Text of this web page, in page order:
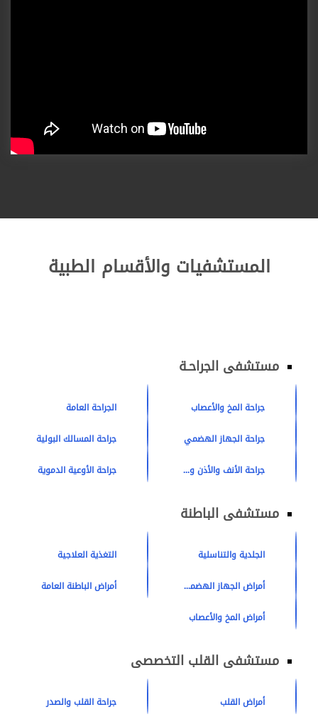
المستشفيات والأقسام الطبية
مستشفى الجراحـة
جراحة المخ والأعصاب
الجراحة العامة
جراحة الجهاز الهضمي
جراحة المسالك البولية
جراحة الأنف والأذن والحنجرة
جراحة الأوعية الدموية
مستشفى الباطنة
الجلدية والتناسلية
التغذية العلاجية
أمراض الجهاز الهضمى والكبد
أمراض الباطنة العامة
أمراض المخ والأعصاب
مستشفى القلب التخصصى
أمراض القلب جراحة القلب والصدر